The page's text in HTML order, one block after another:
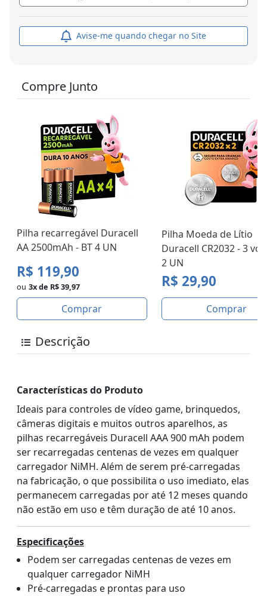
Avise-me quando chegar no Site
Compre Junto
Pilha recarregável Duracell
AA 2500mAh - BT 4 UN
R$ 119,90
ou 3x de R$ 39,97
Comprar
Pilha Moeda de Lítio
Duracell CR2032 - 3
2 UN
R$ 29,90
Comprar
Descrição
Características do Produto
Ideais para controles de vídeo game, brinquedos,
câmeras digitais e muitos outros aparelhos, as
pilhas recarregáveis Duracell AAA 900 mAh podem
ser recarregadas centenas de vezes em qualquer
carregador NiMH. Além de serem pré-carregadas
na fabricação, o que possibilita o uso imediato, elas
permanecem carregadas por até 12 meses quando
não estão em uso e têm duração de até 10 anos.
Especificações
Podem ser carregadas centenas de vezes em
qualquer carregador NiMH
Pré-carregadas e prontas para uso